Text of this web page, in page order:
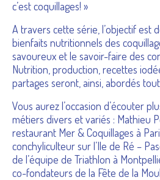
c’est coquillages! »
A travers cette série, l’objectif est
bienfaits nutritionnels des
savoureux et le savoir-faire des
Nutrition, production, recettes
partages seront, ainsi, abordés
Vous aurez l’occasion d’écouter
métiers divers et variés : Mathieu
restaurant Mer & Coquillages à
conchyliculteur sur l’Ile de Ré –
de l’équipe de Triathlon à
co-fondateurs de la Fête de la